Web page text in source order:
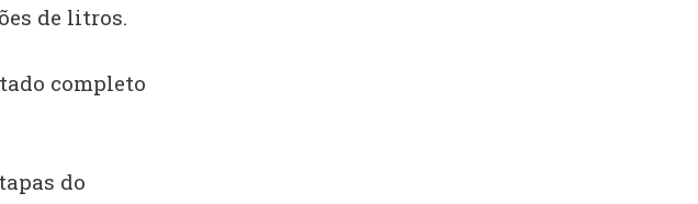
de litros.
completo
do